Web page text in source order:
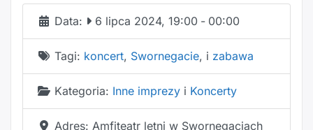
Data: 6 lipca 2024, 19:00 - 00:00
Tagi: koncert, Swornegacie, i zabawa
Kategoria: Inne imprezy i Koncerty
Adres: Amfiteatr letni w Swornegaciach